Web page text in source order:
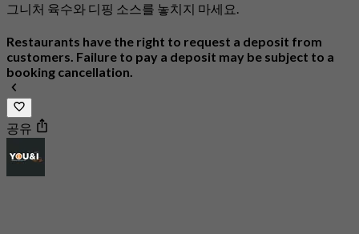
그니처 육수와 디핑 소스를 놓치지 마세요.
Restaurants have the right to request a deposit from
customers. Failure to pay a deposit may be subject to a
booking cancellation.
공유